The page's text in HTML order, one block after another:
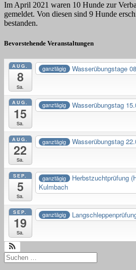
Im April 2021 waren 10 Hunde zur
gemeldet. Von diesen sind 9 Hunde
bestanden.
Bevorstehende Veranstaltungen
AUG.
8
Sa.
ganztägig Wasserübungstage
AUG.
15
Sa.
ganztägig Wasserübungstag
AUG.
22
Sa.
ganztägig Wasserübungstag
SEP.
5
Sa.
ganztägig Herbstzuchtprüfung
Kulmbach
SEP.
19
Sa.
ganztägig
Suchen
nach: